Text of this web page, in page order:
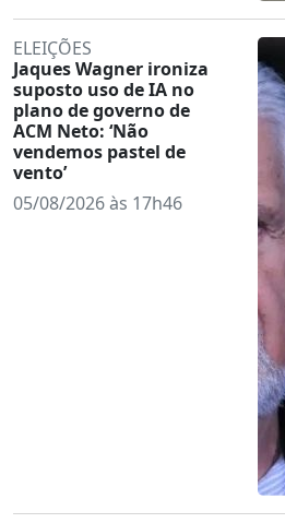
ELEIÇÕES
Jaques Wagner ironiza
suposto uso de IA no
plano de governo de
ACM Neto: ‘Não
vendemos pastel de
vento’
05/08/2026 às 17h46